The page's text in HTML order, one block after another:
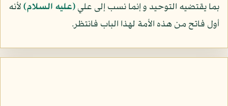
بما يقتضيه التوحيد و إنما نسب إلى علي(عليه السلام)لأنه
أول فاتح من هذه الأمة لهذا الباب فانتظر.